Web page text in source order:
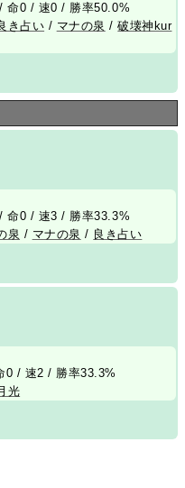
命0 / 速0 / 勝率50.0%
き占い / マナの泉 /破壊神kur
命0 / 速3 / 勝率33.3%
泉 / マナの泉 / 良き占い
/ 速2 / 勝率33.3%
光